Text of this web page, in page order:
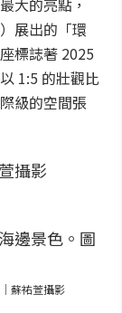
大的亮點，
展出的「環
標誌著 2025
1:5 的壯觀比
級的空間張
蘇祐萱攝影